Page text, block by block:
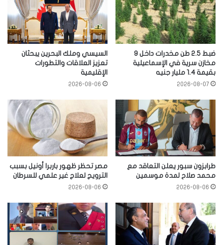
ضبط 2.5 طن مخدرات داخل 9
مخازن سرية في الإسماعيلية
بقيمة 1.4 مليار جنيه
2026-08-07
السيسي وملك البحرين يبحثان
تعزيز العلاقات والتطورات
الإقليمية
2026-08-06
طرابزون سبور يعلن التعاقد مع
محمد صلاح لمدة موسمين
2026-08-06
مصر تحظر ظهور باربرا أونيل بسبب
الترويج لعلاج غير علمي للسرطان
2026-08-06